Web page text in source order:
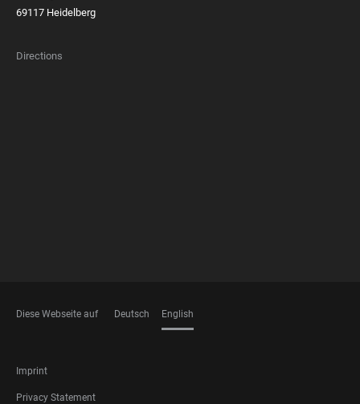
69117 Heidelberg
Directions
Diese Webseite auf Deutsch English
FOOTER
LEGAL
Imprint
Privacy Statement